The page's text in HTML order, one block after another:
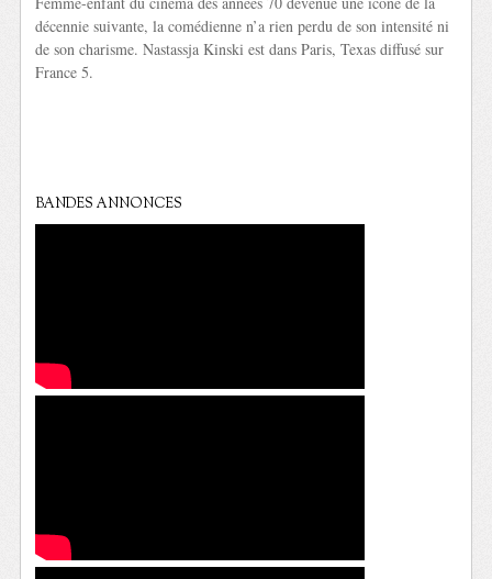
décennie suivante, la comédienne n’a rien perdu de son intensité ni
de son charisme. Nastassja Kinski est dans Paris, Texas diffusé sur
France 5.
BANDES ANNONCES